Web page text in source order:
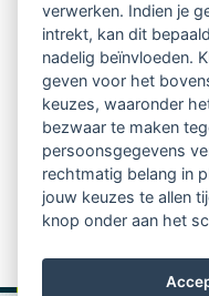
opladen lost meer op
deze week iedere
beluisteren.
Meer weten over
website van de Week
Werkstress: https://
verwerken. Indien je
intrekt, kan dit
nadelig beïnvloeden.
geven voor het
keuzes, waaronder
bezwaar te maken
persoonsgegevens
rechtmatig belang in
jouw keuzes te allen
knop onder aan het